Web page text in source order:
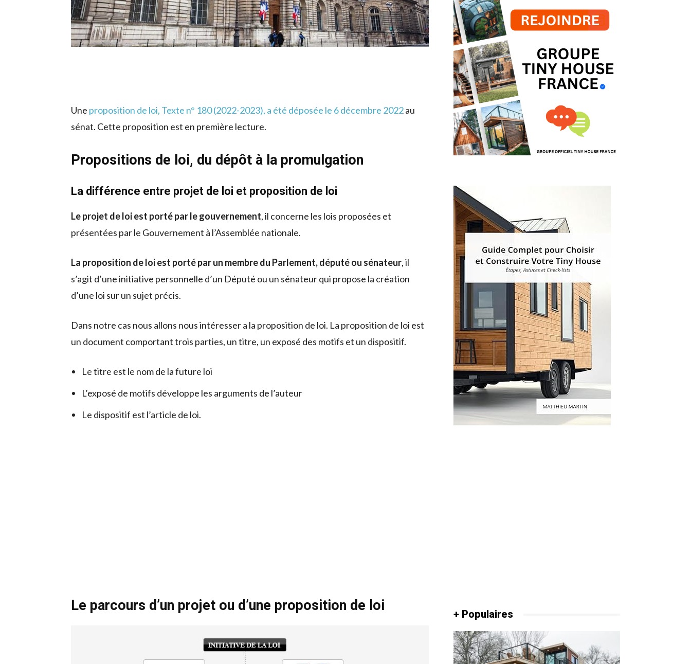
Une proposition de loi, Texte n° 180 (2022-2023), a été déposée le 6 décembre 2022au
sénat. Cette proposition est en première lecture.
Propositions de loi, du dépôt à la promulgation
La différence entre projet de loi et proposition de loi
Le projet de loi est porté par le gouvernement, il concerne les lois proposées et
présentées par le Gouvernement à l’Assemblée nationale.
La proposition de loi est porté par un membre du Parlement, député ou sénateur, il
s’agit d’une initiative personnelle d’un Député ou un sénateur qui propose la création
d’une loi sur un sujet précis.
Dans notre cas nous allons nous intéresser a la proposition de loi. La proposition de loi est
un document comportant trois parties, un titre, un exposé des motifs et un dispositif.
Le titre est le nom de la future loi
L’exposé de motifs développe les arguments de l’auteur
Le dispositif est l’article de loi.
Le parcours d’un projet ou d’une proposition de loi
+ Populaires